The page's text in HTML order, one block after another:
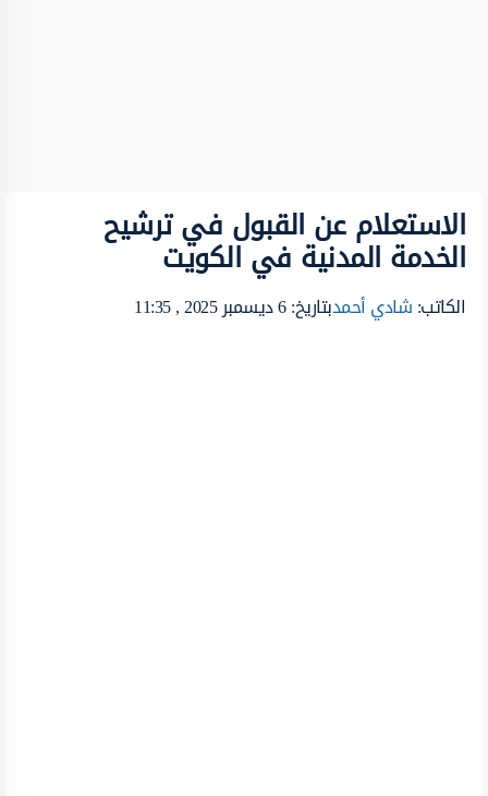
الاستعلام عن القبول في ترشيح
الخدمة المدنية في الكويت
الكاتب:شادي أحمدبتاريخ: 6 ديسمبر 2025 , 11:35